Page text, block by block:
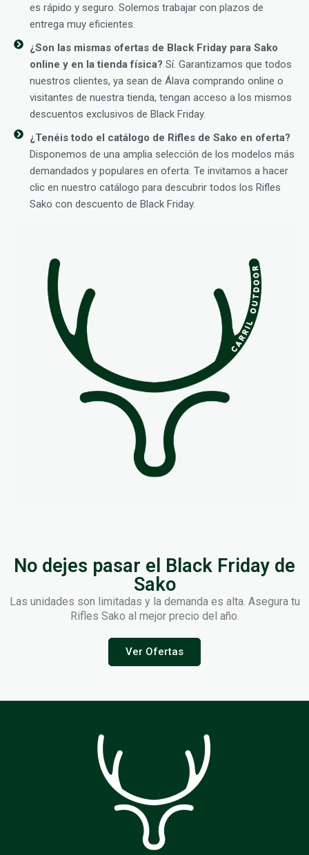
es rápido y seguro. Solemos trabajar con plazos de
entrega muy eficientes.
¿Son las mismas ofertas de Black Friday para Sako
online y en la tienda física? Sí. Garantizamos que todos
nuestros clientes, ya sean de Álava comprando online o
visitantes de nuestra tienda, tengan acceso a los mismos
descuentos exclusivos de Black Friday.
¿Tenéis todo el catálogo de Rifles de Sako en oferta?
Disponemos de una amplia selección de los modelos más
demandados y populares en oferta. Te invitamos a hacer
clic en nuestro catálogo para descubrir todos los Rifles
Sako con descuento de Black Friday.
No dejes pasar el Black Friday de
Sako
Las unidades son limitadas y la demanda es alta. Asegura tu
Rifles Sako al mejor precio del año.
Ver Ofertas